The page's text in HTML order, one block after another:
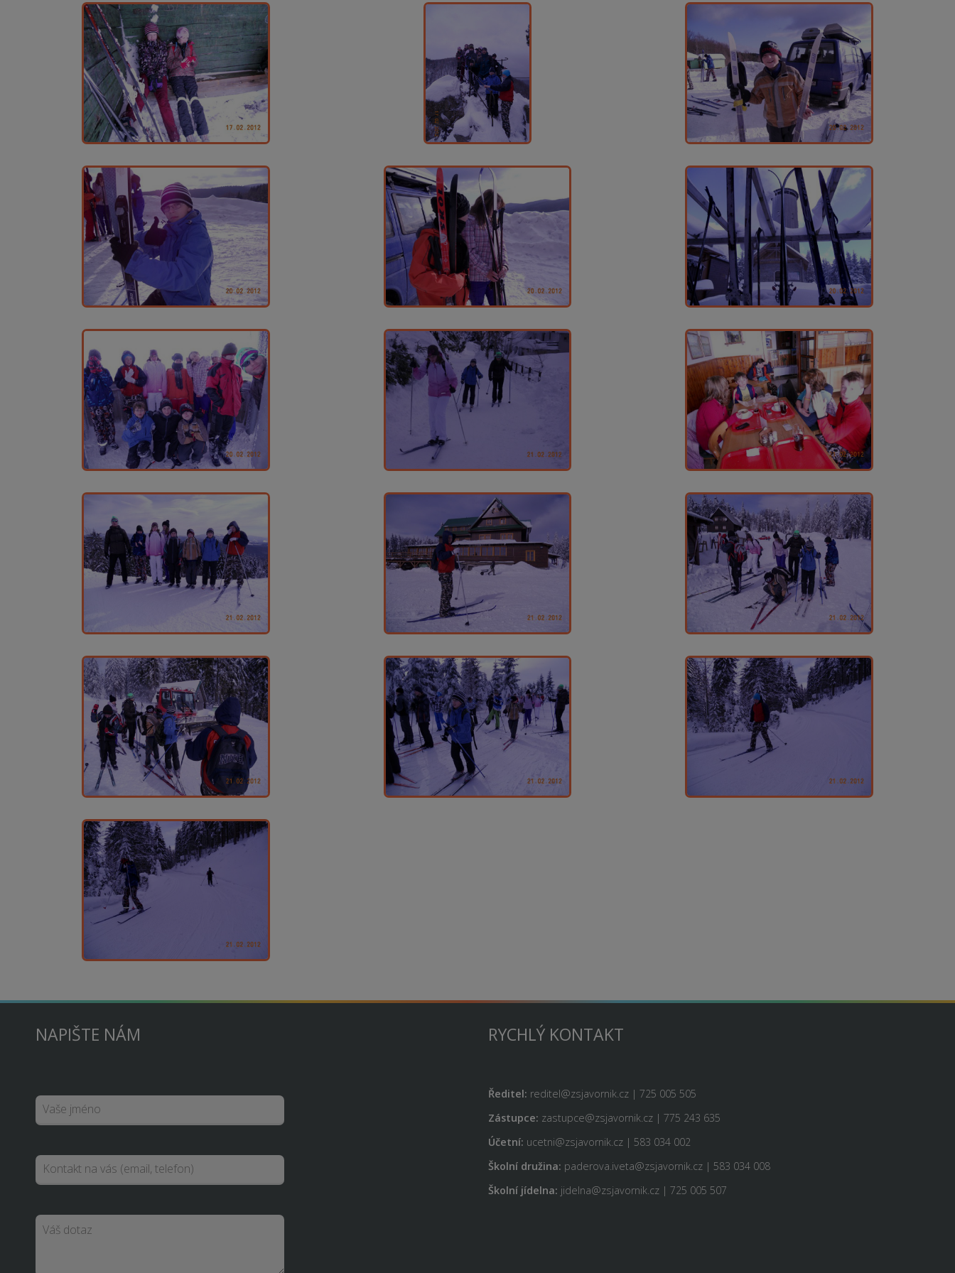
NAPIŠTE NÁM RYCHLÝ KONTAKT
Ředitel: reditel@zsjavornik.cz | 725 005 505
Zástupce: zastupce@zsjavornik.cz | 775 243 635
Účetní: ucetni@zsjavornik.cz | 583 034 002
Školní družina: paderova.iveta@zsjavornik.cz | 583 034 008
Školní jídelna: jidelna@zsjavornik.cz | 725 005 507